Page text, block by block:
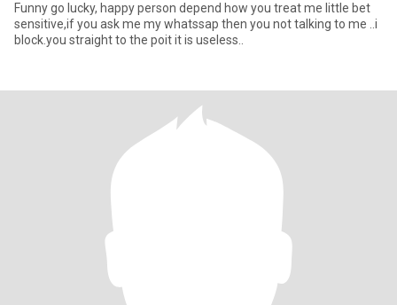
Funny go lucky, happy person depend how you treat me little bet
sensitive,if you ask me my whatssap then you not talking to me ..i
block.you straight to the poit it is useless..